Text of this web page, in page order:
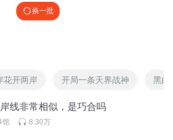
换一批
花开两岸 开局一条天界战神 黑白
线非常相似，是巧合吗
馆 8.30万